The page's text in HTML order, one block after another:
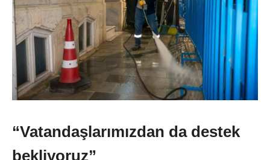
“Vatandaşlarımızdan da destek
bekliyoruz”